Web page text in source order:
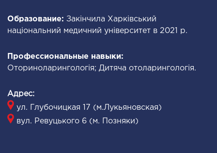
И ОНКОХИРУРГИЯ
и онкохирургия
НАПРАВЛЕНИЕ
Образование: Закінчила Харківський
національний медичний університет в 2021 р.
Профессиональные навыки:
Оториноларингологія; Дитяча отоларингологія.
Адрес:
ул. Глубочицкая 17 (м.Лукьяновская)
вул. Ревуцького 6 (м. Позняки)